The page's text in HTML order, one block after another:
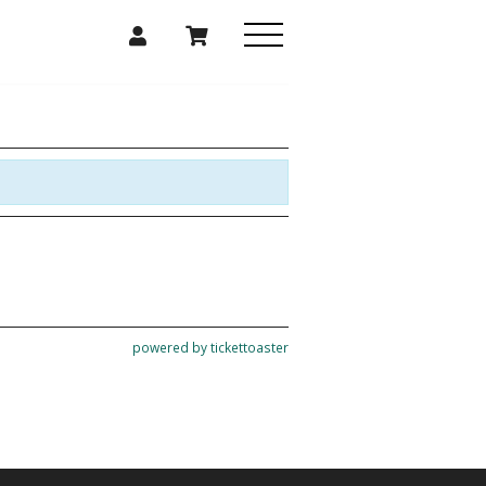
powered by tickettoaster